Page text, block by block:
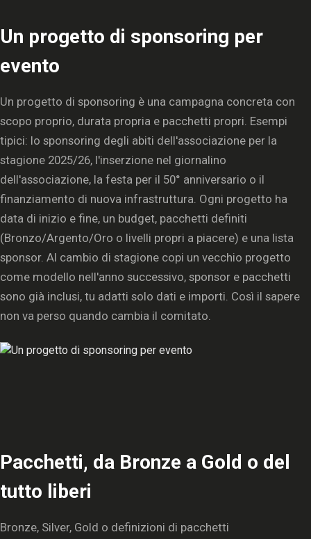
Un progetto di sponsoring per
evento
Un progetto di sponsoring è una campagna concreta con
scopo proprio, durata propria e pacchetti propri. Esempi
tipici: lo sponsoring degli abiti dell'associazione per la
stagione 2025/26, l'inserzione nel giornalino
dell'associazione, la festa per il 50° anniversario o il
finanziamento di nuova infrastruttura. Ogni progetto ha
data di inizio e fine, un budget, pacchetti definiti
(Bronzo/Argento/Oro o livelli propri a piacere) e una lista
sponsor. Al cambio di stagione copi un vecchio progetto
come modello nell'anno successivo, sponsor e pacchetti
sono già inclusi, tu adatti solo dati e importi. Così il sapere
non va perso quando cambia il comitato.
Pacchetti, da Bronze a Gold o del
tutto liberi
Bronze, Silver, Gold o definizioni di pacchetti